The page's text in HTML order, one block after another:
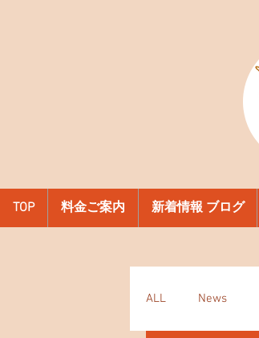
TOP 料金ご案内 新着情報 ブログ
ALL News